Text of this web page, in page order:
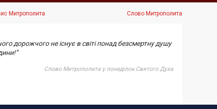
Митрополита Слово Митрополита
дорожчого не існує в світі понад безсмертну душу
Слово Митрополита у понеділок Святого Духа